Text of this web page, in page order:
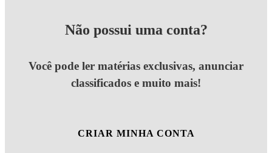
Não possui uma conta?
Você pode ler matérias exclusivas, anunciar
classificados e muito mais!
CRIAR MINHA CONTA